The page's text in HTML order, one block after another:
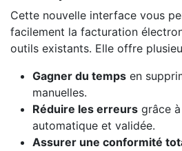
Cette nouvelle interface vous
facilement la facturation
outils existants. Elle offre
Gagner du temps en
manuelles.
Réduire les erreurs grâce
automatique et validée.
Assurer une conformité